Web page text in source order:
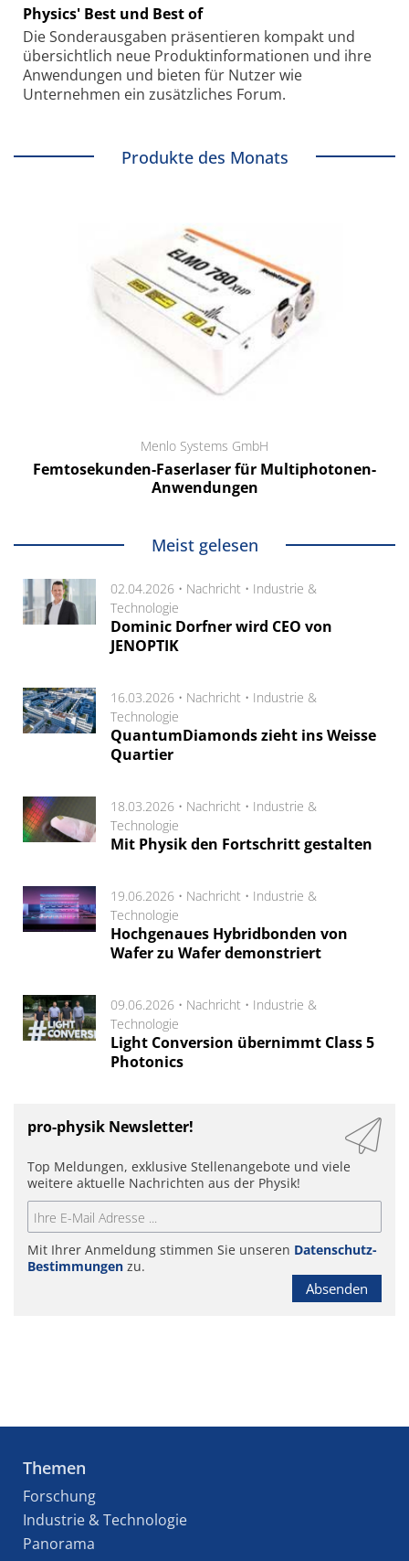
Physics' Best und Best of
Die Sonder­ausgaben präsentieren kompakt und
übersichtlich neue Produkt­informationen und ihre
Anwendungen und bieten für Nutzer wie
Unternehmen ein zusätzliches Forum.
Produkte des Monats
Menlo Systems GmbH
Femtosekunden-Faserlaser für Multiphotonen-
Anwendungen
Meist gelesen
02.04.2026 • Nachricht • Industrie &
Technologie
Dominic Dorfner wird CEO von
JENOPTIK
16.03.2026 • Nachricht • Industrie &
Technologie
QuantumDiamonds zieht ins Weisse
Quartier
18.03.2026 • Nachricht • Industrie &
Technologie
Mit Physik den Fortschritt gestalten
19.06.2026 • Nachricht • Industrie &
Technologie
Hochgenaues Hybridbonden von
Wafer zu Wafer demonstriert
09.06.2026 • Nachricht • Industrie &
Technologie
Light Conversion übernimmt Class 5
Photonics
pro-physik Newsletter!
Top Meldungen, exklusive Stellenangebote und viele
weitere aktuelle Nachrichten aus der Physik!
Mit Ihrer Anmeldung stimmen Sie unseren Datenschutz-
Bestimmungen zu.
Absenden
Themen
Forschung
Industrie & Technologie
Panorama